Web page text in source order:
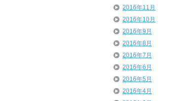
2016年11月
2016年10月
2016年9月
2016年8月
2016年7月
2016年6月
2016年5月
2016年4月